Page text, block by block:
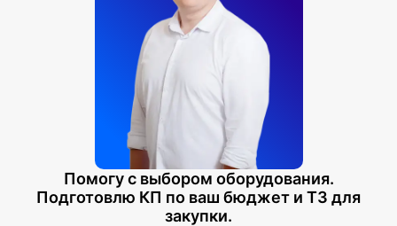
Помогу с выбором оборудования.
Подготовлю КП по ваш бюджет и ТЗ для
закупки.